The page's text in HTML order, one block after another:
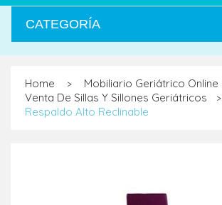
CATEGORÍA
Home > Mobiliario Geriátrico Online
Venta De Sillas Y Sillones Geriátricos >
Respaldo Alto Reclinable